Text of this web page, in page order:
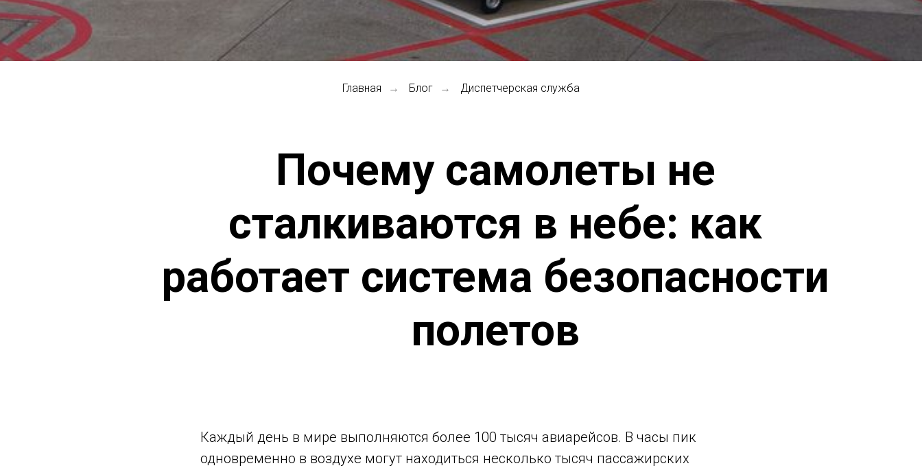
Главная → Блог → Диспетчерская служба
Почему самолеты не
сталкиваются в небе: как
работает система безопасности
полетов
Каждый день в мире выполняются более 100 тысяч авиарейсов. В часы пик
одновременно в воздухе могут находиться несколько тысяч пассажирских